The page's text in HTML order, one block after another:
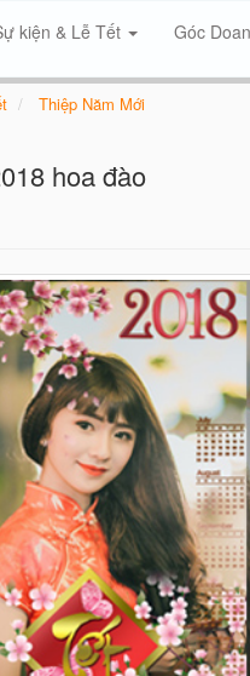
kiện & Lễ Tết Góc
Thiệp Năm Mới
hoa đào